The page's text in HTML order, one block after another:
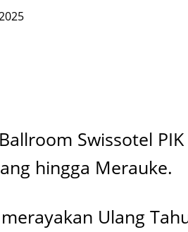
Swissotel
hingga Merauke.
Ulang